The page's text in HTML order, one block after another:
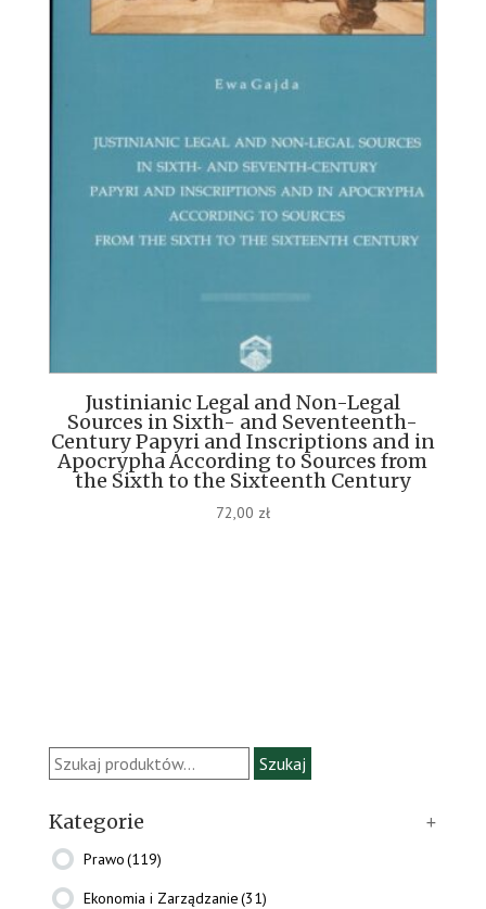
Justinianic Legal and Non-Legal
Sources in Sixth- and Seventeenth-
Century Papyri and Inscriptions and in
Apocrypha According to Sources from
the Sixth to the Sixteenth Century
72,00 zł
Szukaj: Szukaj
Kategorie +
Prawo(119)
Ekonomia i Zarządzanie(31)